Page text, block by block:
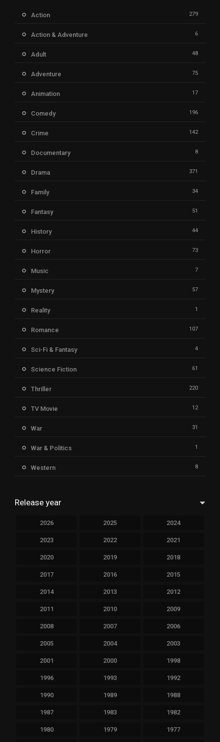
Action 279
Action & Adventure 6
Adult 48
Adventure 75
Animation 17
Comedy 196
Crime 142
Documentary 8
Drama 371
Family 34
Fantasy 51
History 44
Horror 73
Music 7
Mystery 57
Reality 1
Romance 107
Sci-Fi & Fantasy 4
Science Fiction 61
Thriller 220
TV Movie 12
War 31
War & Politics 1
Western 8
Release year
2026 2025 2024
2023 2022 2021
2020 2019 2018
2017 2016 2015
2014 2013 2012
2011 2010 2009
2008 2007 2006
2005 2004 2003
2001 2000 1998
1996 1993 1992
1990 1989 1988
1987 1983 1982
1980 1979 1977